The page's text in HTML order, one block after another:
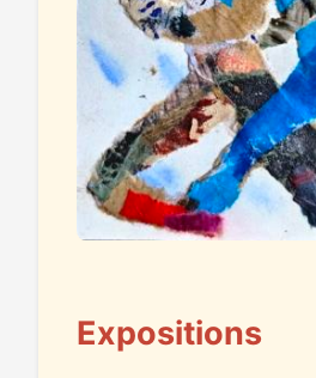
Expositions